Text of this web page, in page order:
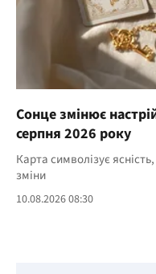
Сонце змінює
серпня 2026 року
Карта символізує
зміни
10.08.2026 08:30